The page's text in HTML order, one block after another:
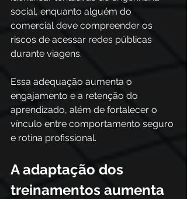
social, enquanto alguém do
comercial deve compreender os
riscos de acessar redes públicas
durante viagens.
Essa adequação aumenta o
engajamento e a retenção do
aprendizado, além de fortalecer o
vínculo entre comportamento seguro
e rotina profissional.
A adaptação dos
treinamentos aumenta